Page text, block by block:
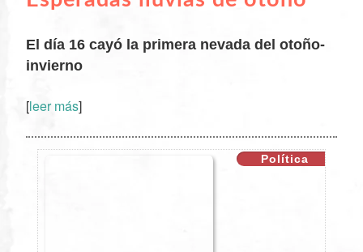
El día 16 cayó la primera nevada del otoño-
invierno
[leer más]
Política